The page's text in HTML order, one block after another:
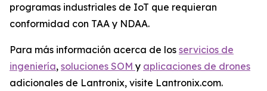
programas industriales de IoT que requieran
conformidad con TAA y NDAA.
Para más información acerca de los servicios de
ingeniería, soluciones SOM y aplicaciones de drones
adicionales de Lantronix, visite Lantronix.com.